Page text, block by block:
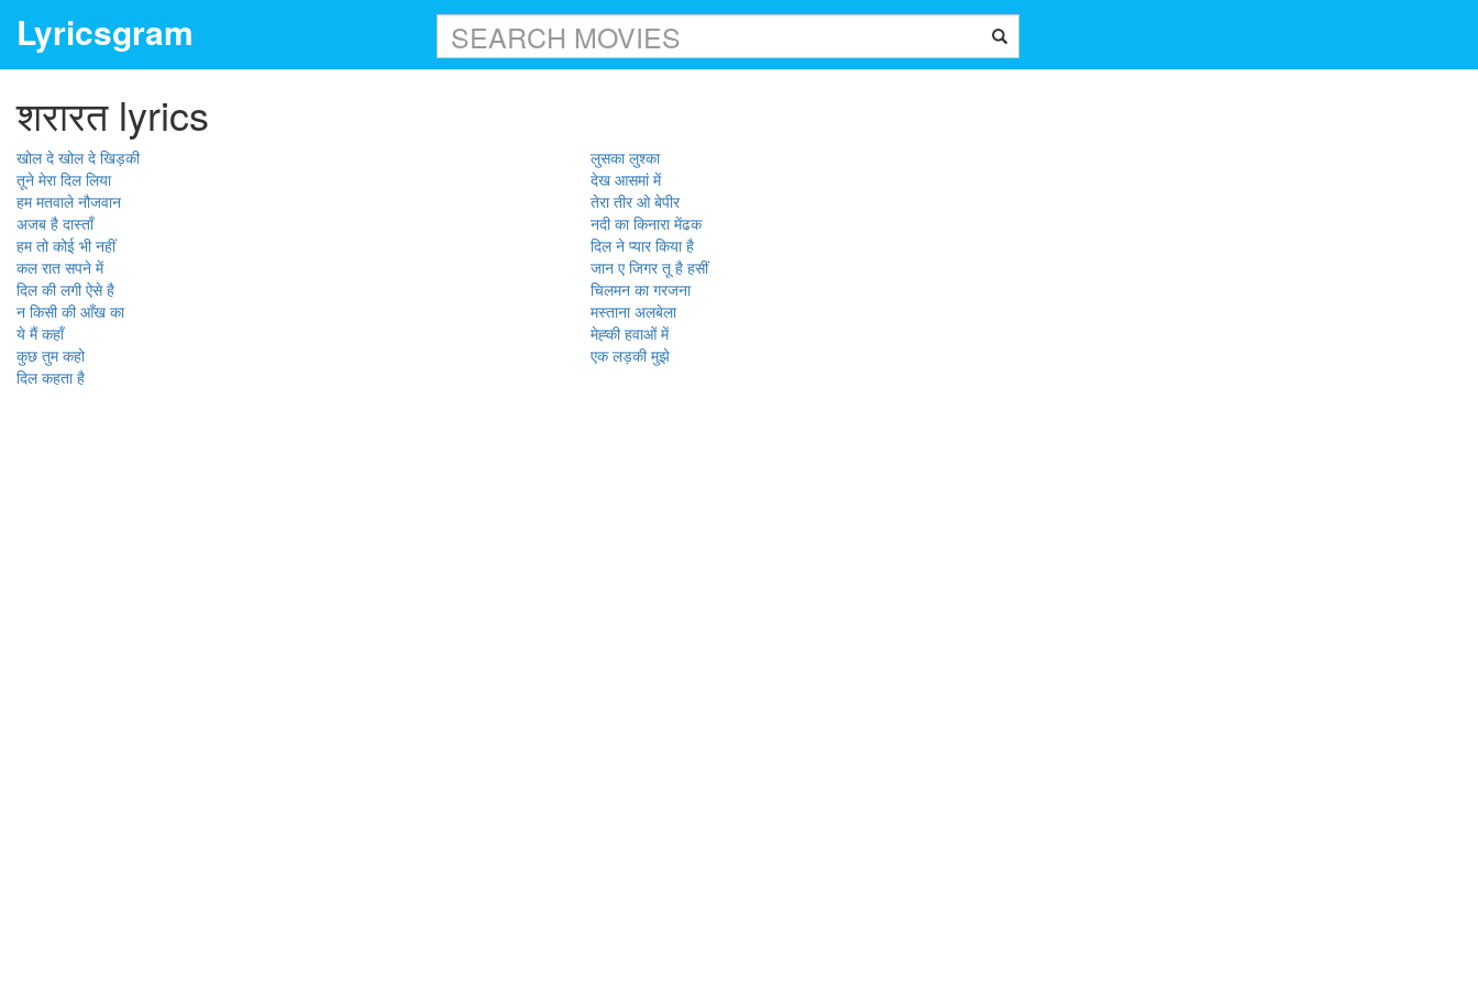
Lyricsgram
शरारत lyrics
खोल दे खोल दे खिड़की
लुसका लुश्का
तूने मेरा दिल लिया
देख आसमां में
हम मतवाले नौजवान
तेरा तीर ओ बेपीर
अजब है दास्ताँ
नदी का किनारा मेंढक
हम तो कोई भी नहीं
दिल ने प्यार किया है
कल रात सपने में
जान ए जिगर तू है हसीं
दिल की लगी ऐसे है
चिलमन का गरजना
न किसी की आँख का
मस्ताना अलबेला
ये मैं कहाँ
मेह्की हवाओं में
कुछ तुम कहो
एक लड़की मुझे
दिल कहता है